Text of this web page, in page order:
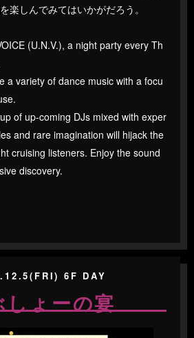
楽しんでみてはいかがだろう。
(U.N.V.), a night party every Th
a variety of dance music with a focu
of up-coming DJs mixed with exper
and rare imagination will hijack the
cruising listeners. Enjoy the sound
discovery.
6F DAY
しょーの宴